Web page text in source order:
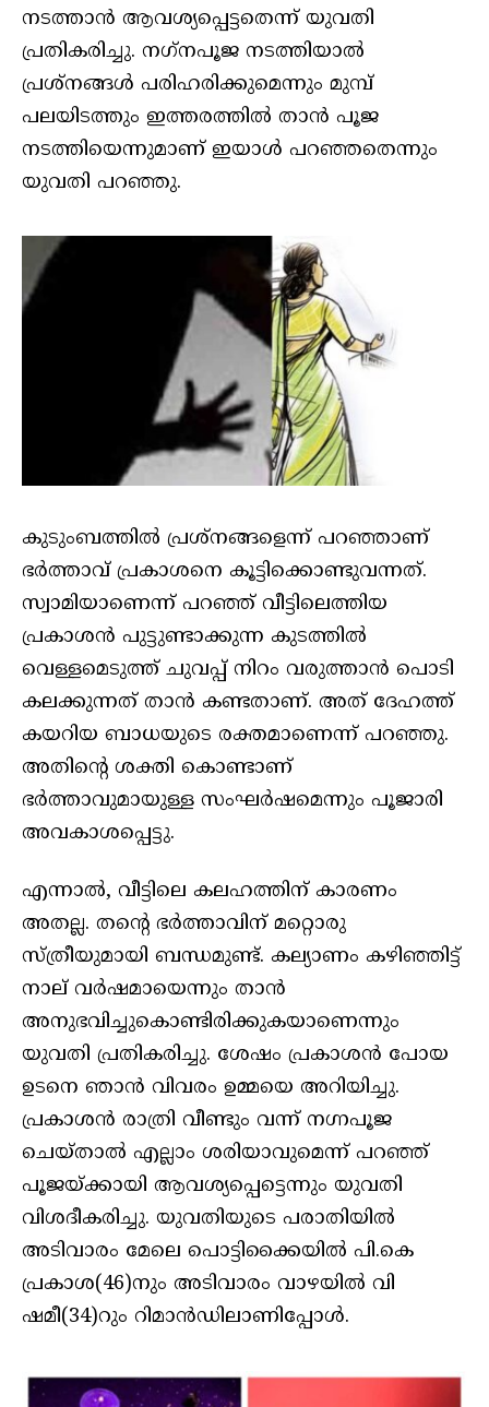
നടത്താൻ ആവശ്യപ്പെട്ടതെന്ന് യുവതി
പ്രതികരിച്ചു. നഗ്‌നപൂജ നടത്തിയാൽ
പ്രശ്‌നങ്ങൾ പരിഹരിക്കുമെന്നും മുമ്പ്
പലയിടത്തും ഇത്തരത്തിൽ താൻ പൂജ
നടത്തിയെന്നുമാണ് ഇയാൾ പറഞ്ഞതെന്നും
യുവതി പറഞ്ഞു.
കുടുംബത്തിൽ പ്രശ്‌നങ്ങളെന്ന് പറഞ്ഞാണ്
ഭർത്താവ് പ്രകാശനെ കൂട്ടിക്കൊണ്ടുവന്നത്.
സ്വാമിയാണെന്ന് പറഞ്ഞ് വീട്ടിലെത്തിയ
പ്രകാശൻ പുട്ടുണ്ടാക്കുന്ന കുടത്തിൽ
വെള്ളമെടുത്ത് ചുവപ്പ് നിറം വരുത്താൻ പൊടി
കലക്കുന്നത് താൻ കണ്ടതാണ്. അത് ദേഹത്ത്
കയറിയ ബാധയുടെ രക്തമാണെന്ന് പറഞ്ഞു.
അതിന്റെ ശക്തി കൊണ്ടാണ്
ഭർത്താവുമായുള്ള സംഘർഷമെന്നും പൂജാരി
അവകാശപ്പെട്ടു.
എന്നാൽ, വീട്ടിലെ കലഹത്തിന് കാരണം
അതല്ല. തന്റെ ഭർത്താവിന് മറ്റൊരു
സ്ത്രീയുമായി ബന്ധമുണ്ട്. കല്യാണം കഴിഞ്ഞിട്ട്
നാല് വർഷമായെന്നും താൻ
അനുഭവിച്ചുകൊണ്ടിരിക്കുകയാണെന്നും
യുവതി പ്രതികരിച്ചു. ശേഷം പ്രകാശൻ പോയ
ഉടനെ ഞാൻ വിവരം ഉമ്മയെ അറിയിച്ചു.
പ്രകാശൻ രാത്രി വീണ്ടും വന്ന് നഗ്നപൂജ
ചെയ്താൽ എല്ലാം ശരിയാവുമെന്ന് പറഞ്ഞ്
പൂജയ്ക്കായി ആവശ്യപ്പെട്ടെന്നും യുവതി
വിശദീകരിച്ചു. യുവതിയുടെ പരാതിയിൽ
അടിവാരം മേലെ പൊട്ടിക്കൈയിൽ പി.കെ
പ്രകാശ(46)നും അടിവാരം വാഴയിൽ വി
ഷമീ(34)റും റിമാൻഡിലാണിപ്പോൾ.